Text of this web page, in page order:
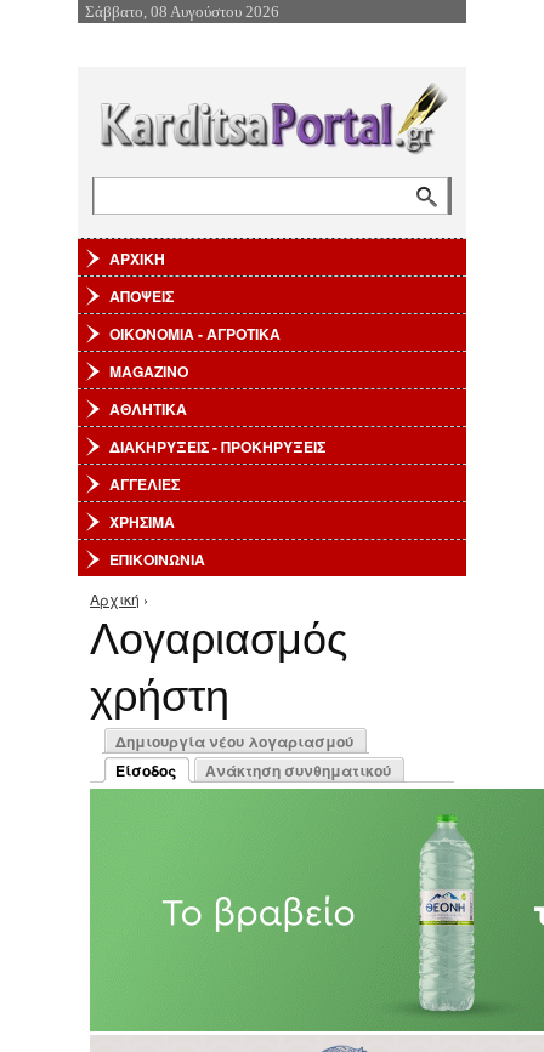
Επιστροφή στην Πλοήγηση
Σάββατο, 08 Αυγούστου 2026
ΑΡΧΙΚΗ
ΑΠΟΨΕΙΣ
ΟΙΚΟΝΟΜΙΑ - ΑΓΡΟΤΙΚΑ
MAGAZINO
ΑΘΛΗΤΙΚΑ
ΔΙΑΚΗΡΥΞΕΙΣ - ΠΡΟΚΗΡΥΞΕΙΣ
ΑΓΓΕΛΙΕΣ
ΧΡΗΣΙΜΑ
ΕΠΙΚΟΙΝΩΝΙΑ
Είστε εδώ
Αρχική ›
Λογαριασμός
χρήστη
Πρωτεύουσες καρτέλες
Δημιουργία νέου λογαριασμού
Είσοδος
(ενεργή καρτέλα)
Ανάκτηση συνθηματικού